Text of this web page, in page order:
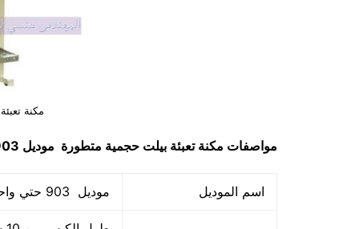
مكنة
مواصفات مكنة تعبئة بيلت حجمية متطورة موديل 903 حتي واحد كيلو ماركة مهندس منسي
اسم الموديل موديل 903 حتي واحد كيلو ماركة المهندس منسي